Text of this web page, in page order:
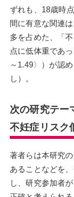
ずれも、18歳時
間に有意な関連
多を占めた、「
点に低体重であ
～1.49〉）が認
し）。
次の研究テー
不妊症リスク
著者らは本研究
あることなどを
し、研究参加者